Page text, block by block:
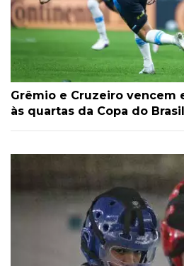
Grêmio e Cruzeiro vencem
às quartas da Copa do Brasil